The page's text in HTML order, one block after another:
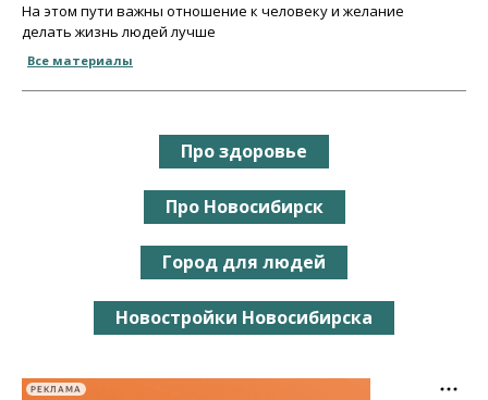
На этом пути важны отношение к человеку и желание
делать жизнь людей лучше
Все материалы
Про здоровье
Про Новосибирск
Город для людей
Новостройки Новосибирска
РЕКЛАМА